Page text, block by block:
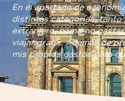
En el apartado de
distintas categorías, tanto
extranjero, cómo no
viajar gratis. Además de
mis propios gastos para